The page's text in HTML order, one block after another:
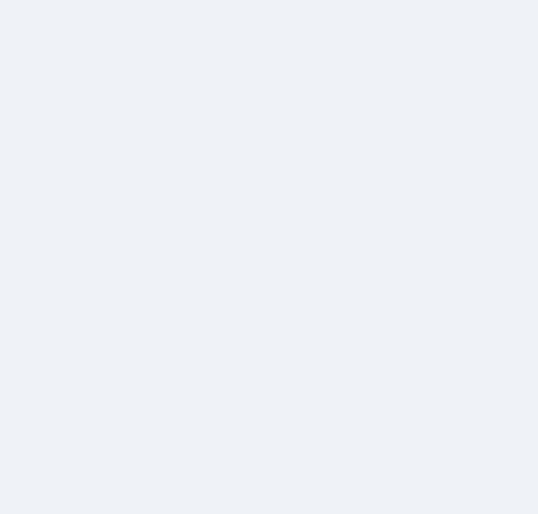
FRONTIER スーパーセール
英語が「聞こえる・分かる・
【海外ツアー完全ガイド】ア
梅干しを毎日食べたらどうな
ブルーベリーを毎日食べた
バナナを毎日食べたらどうな